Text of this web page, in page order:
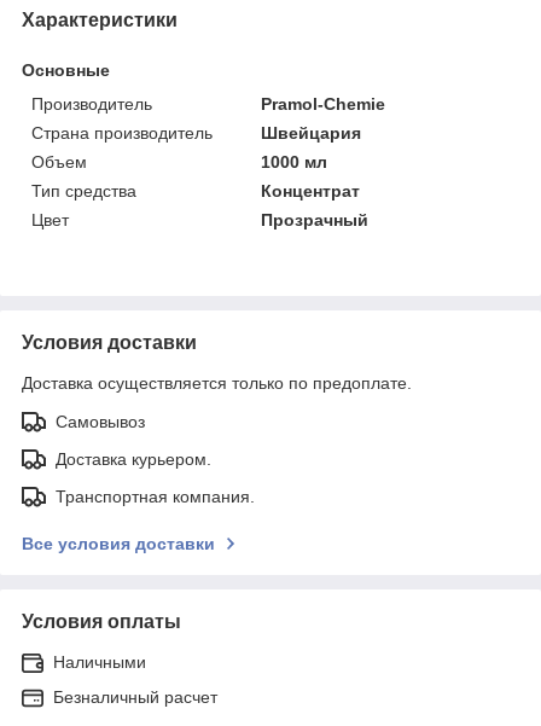
Характеристики
Основные
Производитель
Pramol-Chemie
Страна производитель
Швейцария
Объем
1000 мл
Тип средства
Концентрат
Цвет
Прозрачный
Условия доставки
Доставка осуществляется только по предоплате.
Самовывоз
Доставка курьером.
Транспортная компания.
Все условия доставки
Условия оплаты
Наличными
Безналичный расчет